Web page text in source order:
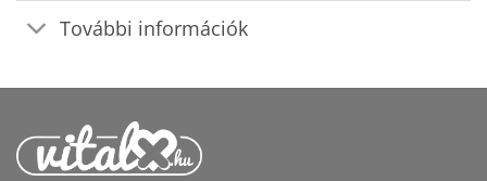
További információk